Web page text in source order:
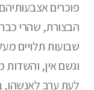
פוכרים
הבצורת, שהרי
שבועות תלויים
וגשם אין, והשדות
לעת ערב